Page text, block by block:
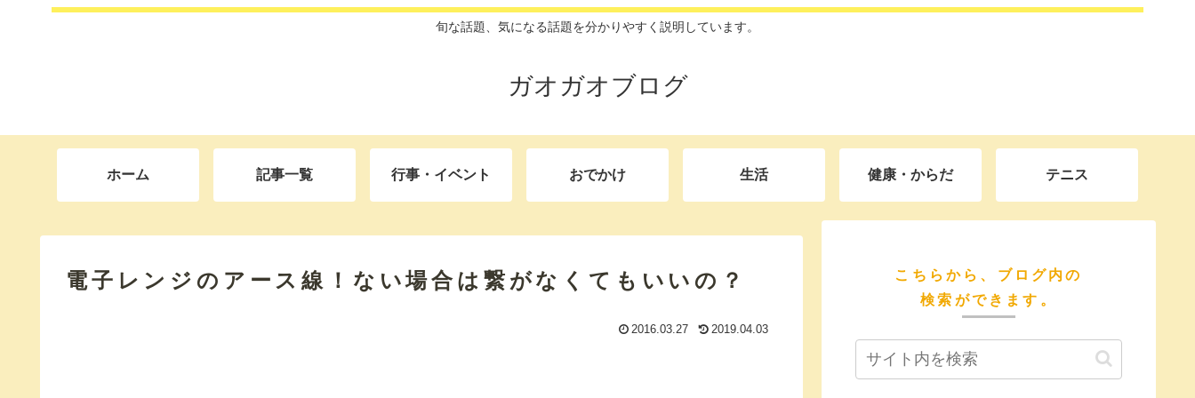
旬な話題、気になる話題を分かりやすく説明しています。
ガオガオブログ
ホーム 記事一覧 行事・イベント おでかけ 生活 健康・からだ テニス
電子レンジのアース線！ない場合は繋がなくてもいいの？
2016.03.27 2019.04.03
こちらから、ブログ内の
検索ができます。